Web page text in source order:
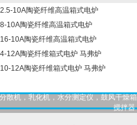
10A陶瓷纤维高温箱式电炉
10A陶瓷纤维高温箱式电炉
10A陶瓷纤维高温箱式电炉
12A陶瓷纤维箱式电炉 马弗炉
12A陶瓷纤维箱式电炉 马弗炉
散机，乳化机，水分测定仪，鼓风干燥
搅拌器